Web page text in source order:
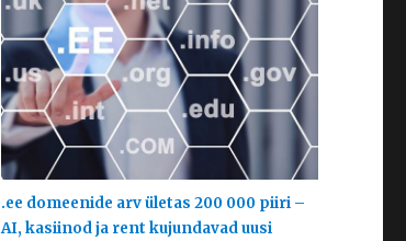
.ee domeenide arv ületas 200 000 piiri –
AI, kasiinod ja rent kujundavad uusi